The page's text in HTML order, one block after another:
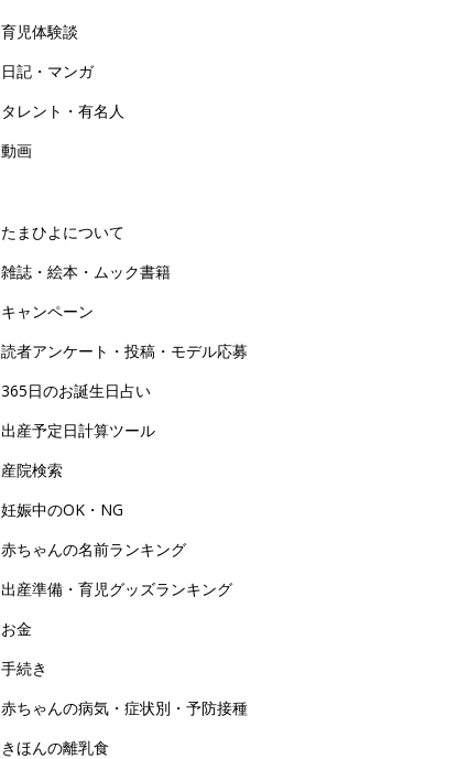
育児体験談
日記・マンガ
タレント・有名人
動画
たまひよについて
雑誌・絵本・ムック書籍
キャンペーン
読者アンケート・投稿・モデル応募
365日のお誕生日占い
出産予定日計算ツール
産院検索
妊娠中のOK・NG
赤ちゃんの名前ランキング
出産準備・育児グッズランキング
お金
手続き
赤ちゃんの病気・症状別・予防接種
きほんの離乳食